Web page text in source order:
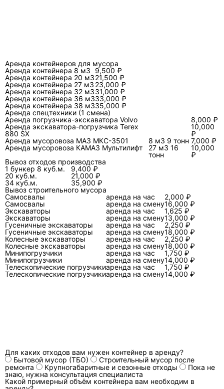
место, где контейнер должен стоять так,
чтобы его можно было забрать крюком без
перекоса и без риска задеть окружение.
Какие виды 27 м3 встречаются на
рынке: стандарт, закрытый,
усиленный
Короткий ответ:различие не в «красоте
кузова», а в том, как контейнер ведёт себя при
ветре, осадках, тяжёлых фракциях и погрузке.
На практике чаще всего выбирают между
открытым «стандартом», закрытым
контейнером с крышей/воротами и усиленной
версией под тяжёлый строительный мусор.
Параметр
Открытый
«стандарт» 27 м³
Когда берут
Смешанный
строймусор,
Масса тары
(пример)
Около 2,5 т. Около
Аренда контейнеров для мусора
Аренда контейнера 8 м3
9,500 ₽
Аренда контейнера 20 м321,500 ₽
Аренда контейнера 27 м3 23,000 ₽
Аренда контейнера 32 м331,000 ₽
Аренда контейнера 36 м333,000 ₽
Аренда контейнера 38 м335,000 ₽
Аренда спецтехники (1 смена)
Аренда погрузчика-экскаватора Volvo
8,000 ₽
Аренда экскаватора-погрузчика Terex
880 SX
10,000
₽
Аренда мусоровоза МАЗ МКС-3501
8 м3 9 тонн 7,000 ₽
Аренда мусоровоза КАМАЗ Мультилифт
27 м3 16
тонн
10,000
₽
Вывоз отходов производства
1 бункер 8 куб.м.
9,400 ₽
20 куб.м.
21,000 ₽
34 куб.м.
35,900 ₽
Вывоз строительного мусора
Самосвалы
аренда на час
2,000 ₽
Самосвалы
аренда на смену16,000 ₽
Экскаваторы
аренда на час
1,625 ₽
Экскаваторы
аренда на смену13,000 ₽
Гусеничные экскаваторы
аренда на час
2,250 ₽
Гусеничные экскаваторы
аренда на смену18,000 ₽
Колесные экскаваторы
аренда на час
2,250 ₽
Колесные экскаваторы
аренда на смену18,000 ₽
Минипогрузчики
аренда на час
1,750 ₽
Минипогрузчики
аренда на смену14,000 ₽
Телескопические погрузчикиаренда на час
1,750 ₽
Телескопические погрузчикиаренда на смену14,000 ₽
Для каких отходов вам нужен контейнер в аренду?
Бытовой мусор (ТБО)
Строительный мусор после
ремонта
Крупногабаритные и сезонные отходы
Пока не
знаю, нужна консультация специалиста
Какой примерный объём контейнера вам необходим в